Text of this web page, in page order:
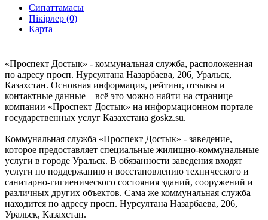
Сипаттамасы
Пікірлер (0)
Карта
«Проспект Достык» - коммунальная служба, расположенная
по адресу просп. Нурсултана Назарбаева, 206, Уральск,
Казахстан. Основная информация, рейтинг, отзывы и
контактные данные – всё это можно найти на странице
компании «Проспект Достык» на информационном портале
государственных услуг Казахстана goskz.su.
Коммунальная служба «Проспект Достык» - заведение,
которое предоставляет специальные жилищно-коммунальные
услуги в городе Уральск. В обязанности заведения входят
услуги по поддержанию и восстановлению технического и
санитарно-гигиенического состояния зданий, сооружений и
различных других объектов. Сама же коммунальная служба
находится по адресу просп. Нурсултана Назарбаева, 206,
Уральск, Казахстан.